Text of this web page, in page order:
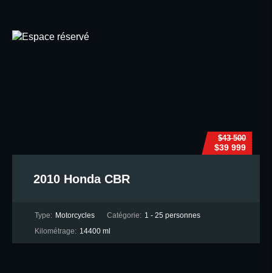
$43 500
$39 999
2010 Honda CBR
Type: Motorcycles Catégorie: 1 - 25 personnes
Kilométrage: 14400 ml